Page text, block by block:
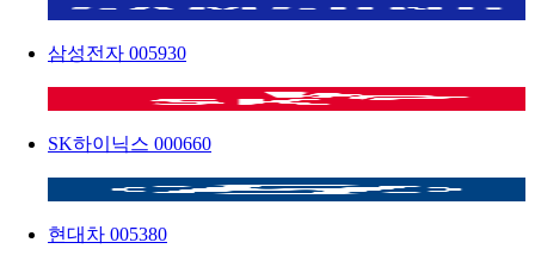
삼성전자 005930
SK하이닉스 000660
현대차 005380